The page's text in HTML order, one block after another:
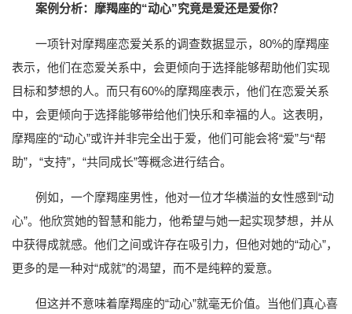
案例分析：摩羯座的“动心”究竟是爱还是爱你？
一项针对摩羯座恋爱关系的调查数据显示，80%的摩羯座
表示，他们在恋爱关系中，会更倾向于选择能够帮助他们实现
目标和梦想的人。而只有60%的摩羯座表示，他们在恋爱关系
中，会更倾向于选择能够带给他们快乐和幸福的人。这表明，
摩羯座的“动心”或许并非完全出于爱，他们可能会将“爱”与“帮
助”，“支持”，“共同成长”等概念进行结合。
例如，一个摩羯座男性，他对一位才华横溢的女性感到“动
心”。他欣赏她的智慧和能力，他希望与她一起实现梦想，并从
中获得成就感。他们之间或许存在吸引力，但他对她的“动心”，
更多的是一种对“成就”的渴望，而不是纯粹的爱意。
但这并不意味着摩羯座的“动心”就毫无价值。当他们真心喜